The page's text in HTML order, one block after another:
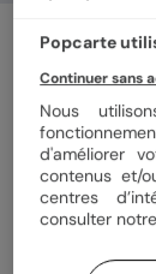
Demande de témoin
Coeur
Format
Popcarte
Continuer sans
Nous
d'améliorer
contenus et/
centres
consulter notre